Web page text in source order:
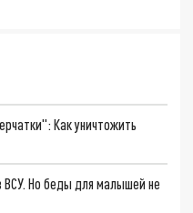
Как уничтожить
ВСУ. Но беды для малышей не